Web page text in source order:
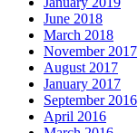
June 2018
March 2018
November 2017
August 2017
January 2017
September 2016
April 2016